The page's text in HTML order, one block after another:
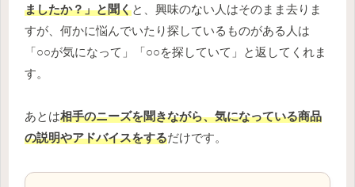
ましたか？」と聞くと、興味のない人はそのまま去りま
すが、何かに悩んでいたり探しているものがある人は
「○○が気になって」「○○を探していて」と返してくれま
す。
あとは相手のニーズを聞きながら、気になっている商品
の説明やアドバイスをするだけです。